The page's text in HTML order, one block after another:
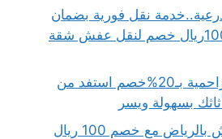
نقل فورية بضمان
الجودة100%وخصم100ريال خصم لنقل عفش شقة
شركة نقل اثاث بالمزاحمية بـ20%خصم استفد من
بسهولة ويسر
لوري جامبو نقل عفش بالرياض مع خصم 100 ريال